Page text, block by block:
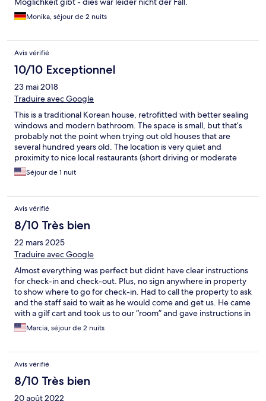
Monika, séjour de 2 nuits
Avis vérifié
10/10 Exceptionnel
23 mai 2018
Traduire avec Google
This is a traditional Korean house, retrofitted with better sealing
windows and modern bathroom. The space is small, but that’s
probably not the point when trying out old houses that are
several hundred years old. The location is very quiet and
proximity to nice local restaurants (short driving or moderate
walking required) was a huge plus.
Séjour de 1 nuit
Avis vérifié
8/10 Très bien
22 mars 2025
Traduire avec Google
Almost everything was perfect but didnt have clear instructions
for check-in and check-out. Plus, no sign anywhere in property
to show where to go for check-in. Had to call the property to ask
and the staff said to wait as he would come and get us. He came
with a gilf cart and took us to our “room” and gave instructions in
how to lock and unlock our property.
Marcia, séjour de 2 nuits
Avis vérifié
8/10 Très bien
20 août 2022